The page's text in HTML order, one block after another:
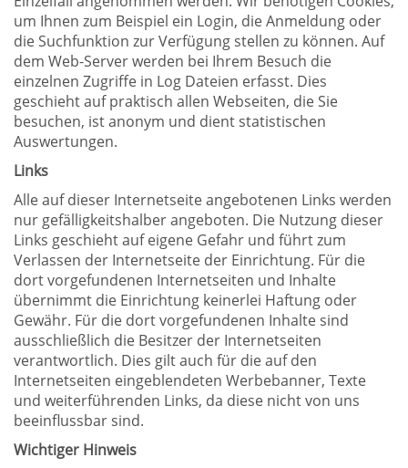
um Ihnen zum Beispiel ein Login, die Anmeldung oder
die Suchfunktion zur Verfügung stellen zu können. Auf
dem Web-Server werden bei Ihrem Besuch die
einzelnen Zugriffe in Log Dateien erfasst. Dies
geschieht auf praktisch allen Webseiten, die Sie
besuchen, ist anonym und dient statistischen
Auswertungen.
Links
Alle auf dieser Internetseite angebotenen Links werden
nur gefälligkeitshalber angeboten. Die Nutzung dieser
Links geschieht auf eigene Gefahr und führt zum
Verlassen der Internetseite der Einrichtung. Für die
dort vorgefundenen Internetseiten und Inhalte
übernimmt die Einrichtung keinerlei Haftung oder
Gewähr. Für die dort vorgefundenen Inhalte sind
ausschließlich die Besitzer der Internetseiten
verantwortlich. Dies gilt auch für die auf den
Internetseiten eingeblendeten Werbebanner, Texte
und weiterführenden Links, da diese nicht von uns
beeinflussbar sind.
Wichtiger Hinweis